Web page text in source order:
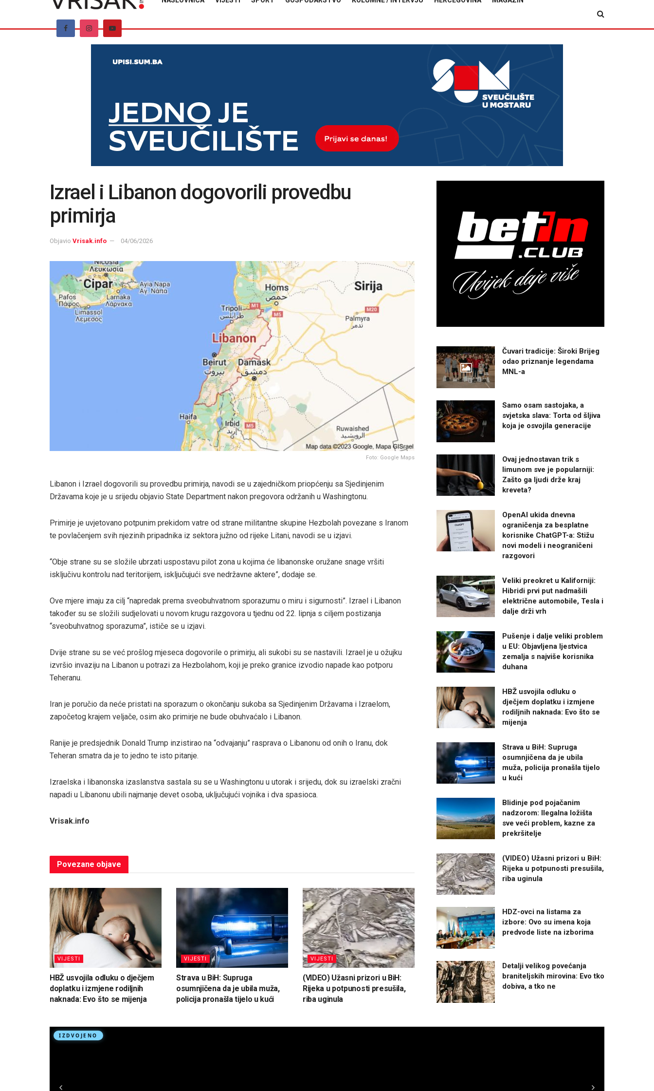
Izrael i Libanon dogovorili provedbu
primirja
Objavio Vrisak.info 04/06/2026
Foto: Google Maps
Libanon i Izrael dogovorili su provedbu primirja, navodi se u zajedničkom priopćenju sa Sjedinjenim
Državama koje je u srijedu objavio State Department nakon pregovora održanih u Washingtonu.
Primirje je uvjetovano potpunim prekidom vatre od strane militantne skupine Hezbolah povezane s Iranom
te povlačenjem svih njezinih pripadnika iz sektora južno od rijeke Litani, navodi se u izjavi.
“Obje strane su se složile ubrzati uspostavu pilot zona u kojima će libanonske oružane snage vršiti
isključivu kontrolu nad teritorijem, isključujući sve nedržavne aktere”, dodaje se.
Ove mjere imaju za cilj “napredak prema sveobuhvatnom sporazumu o miru i sigurnosti”. Izrael i Libanon
također su se složili sudjelovati u novom krugu razgovora u tjednu od 22. lipnja s ciljem postizanja
“sveobuhvatnog sporazuma”, ističe se u izjavi.
Dvije strane su se već prošlog mjeseca dogovorile o primirju, ali sukobi su se nastavili. Izrael je u ožujku
izvršio invaziju na Libanon u potrazi za Hezbolahom, koji je preko granice izvodio napade kao potporu
Teheranu.
Iran je poručio da neće pristati na sporazum o okončanju sukoba sa Sjedinjenim Državama i Izraelom,
započetog krajem veljače, osim ako primirje ne bude obuhvaćalo i Libanon.
Ranije je predsjednik Donald Trump inzistirao na “odvajanju” rasprava o Libanonu od onih o Iranu, dok
Teheran smatra da je to jedno te isto pitanje.
Izraelska i libanonska izaslanstva sastala su se u Washingtonu u utorak i srijedu, dok su izraelski zračni
napadi u Libanonu ubili najmanje devet osoba, uključujući vojnika i dva spasioca.
Vrisak.info
Povezane objave
VIJESTI
HBŽ usvojila odluku o dječjem
doplatku i izmjene rodiljnih
naknada: Evo što se mijenja
VIJESTI
Strava u BiH: Supruga
osumnjičena da je ubila muža,
policija pronašla tijelo u kući
VIJESTI
(VIDEO) Užasni prizori u BiH:
Rijeka u potpunosti presušila,
riba uginula
Čuvari tradicije: Široki Brijeg
odao priznanje legendama
MNL-a
Samo osam sastojaka, a
svjetska slava: Torta od šljiva
koja je osvojila generacije
Ovaj jednostavan trik s
limunom sve je popularniji:
Zašto ga ljudi drže kraj
kreveta?
OpenAI ukida dnevna
ograničenja za besplatne
korisnike ChatGPT-a: Stižu
novi modeli i neograničeni
razgovori
Veliki preokret u Kaliforniji:
Hibridi prvi put nadmašili
električne automobile, Tesla i
dalje drži vrh
Pušenje i dalje veliki problem
u EU: Objavljena ljestvica
zemalja s najviše korisnika
duhana
HBŽ usvojila odluku o
dječjem doplatku i izmjene
rodiljnih naknada: Evo što se
mijenja
Strava u BiH: Supruga
osumnjičena da je ubila
muža, policija pronašla tijelo
u kući
Blidinje pod pojačanim
nadzorom: Ilegalna ložišta
sve veći problem, kazne za
prekršitelje
(VIDEO) Užasni prizori u BiH:
Rijeka u potpunosti presušila,
riba uginula
HDZ-ovci na listama za
izbore: Ovo su imena koja
predvode liste na izborima
Detalji velikog povećanja
braniteljskih mirovina: Evo tko
dobiva, a tko ne